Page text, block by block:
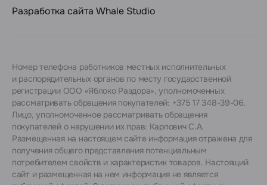
Разработка сайта Whale Studio
Номер телефона работников местных исполнительных
и распорядительных органов по месту государственной
регистрации ООО «Яблоко Раздора», уполномоченных
рассматривать обращения покупателей: +375 17 348-39-06.
Лицо, уполномоченное рассматривать обращения
покупателей о нарушении их прав: Карпович С.А.
Размещенная на настоящем сайте информация отражена для
получения общего представления потенциальным
потребителем свойств и характеристик товаров. Настоящий
сайт и размещенная на нем информация не является